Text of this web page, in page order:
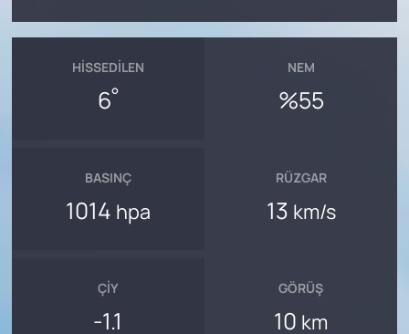
HISSEDILEN
6°
NEM
%55
BASINÇ
1014 hpa
RÜZGAR
13 km/s
ÇIY
-1.1
GÖRÜŞ
10 km